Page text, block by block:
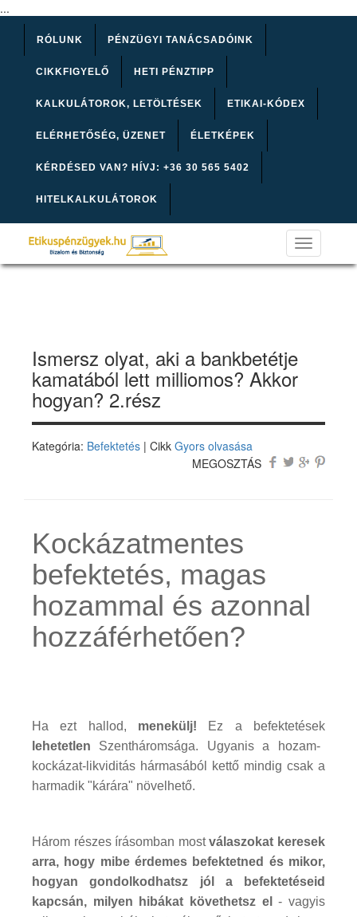
...
RÓLUNK PÉNZÜGYI TANÁCSADÓINK
CIKKFIGYELŐ HETI PÉNZTIPP
KALKULÁTOROK, LETÖLTÉSEK ETIKAI-KÓDEX
ELÉRHETŐSÉG, ÜZENET ÉLETKÉPEK
KÉRDÉSED VAN? HÍVJ: +36 30 565 5402
HITELKALKULÁTOROK
Toggle
navigation
Ismersz olyat, aki a bankbetétje
kamatából lett milliomos? Akkor
hogyan? 2.rész
Kategória: Befektetés | Cikk Gyors olvasása
MEGOSZTÁS
Kockázatmentes
befektetés, magas
hozammal és azonnal
hozzáférhetően?
Ha ezt hallod, menekülj! Ez a befektetések
lehetetlen Szentháromsága. Ugyanis a hozam-
kockázat-likviditás hármasából kettő mindig csak a
harmadik "kárára" növelhető.
Három részes írásomban mostválaszokat keresek
arra, hogy mibe érdemes befektetned és mikor,
hogyan gondolkodhatsz jól a befektetéseid
kapcsán, milyen hibákat követhetsz el
- vagyis